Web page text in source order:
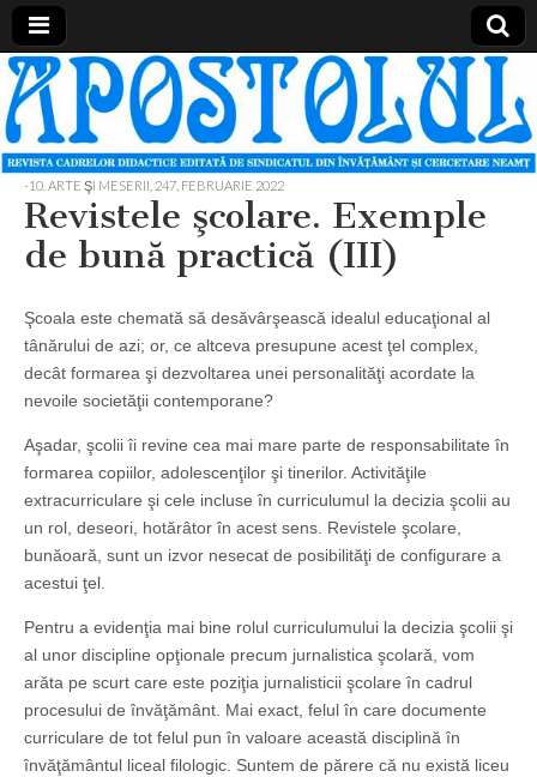
Apostolul
Revista
cadrelor
didactice
din
judetul
Neamt
-10. ARTE ŞI MESERII 247, FEBRUARIE 2022
Revistele şcolare. Exemple
de bună practică (III)
Şcoala este chemată să desăvârşească idealul educaţional al
tânărului de azi; or, ce altceva presupune acest ţel complex,
decât formarea şi dezvoltarea unei personalităţi acordate la
nevoile societăţii contemporane?
Aşadar, şcolii îi revine cea mai mare parte de responsabilitate în
formarea copiilor, adolescenţilor şi tinerilor. Activităţile
extracurriculare şi cele incluse în curriculumul la decizia şcolii au
un rol, deseori, hotărâtor în acest sens. Revistele şcolare,
bunăoară, sunt un izvor nesecat de posibilităţi de configurare a
acestui ţel.
Pentru a evidenţia mai bine rolul curriculumului la decizia şcolii şi
al unor discipline opţionale precum jurnalistica şcolară, vom
arăta pe scurt care este poziţia jurnalisticii şcolare în cadrul
procesului de învăţământ. Mai exact, felul în care documente
curri­culare de tot felul pun în valoare această disciplină în
învăţământul liceal filologic. Suntem de părere că nu există liceu